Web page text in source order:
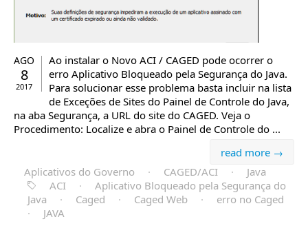
AGO
8
2017
Ao instalar o Novo ACI / CAGED pode ocorrer o
erro Aplicativo Bloqueado pela Segurança do Java.
Para solucionar esse problema basta incluir na lista
de Exceções de Sites do Painel de Controle do Java,
na aba Segurança, a URL do site do CAGED. Veja o
Procedimento: Localize e abra o Painel de Controle do ...
read more →
Aplicativos do Governo
· CAGED/ACI ·
Java
ACI
·
Aplicativo Bloqueado pela Segurança do
Java
· Caged · Caged Web ·
erro no Caged
·
JAVA